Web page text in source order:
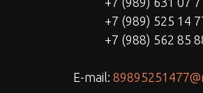
+7 (989) 525 14
+7 (988) 562 85
E-mail: